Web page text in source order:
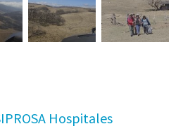
Hospitales